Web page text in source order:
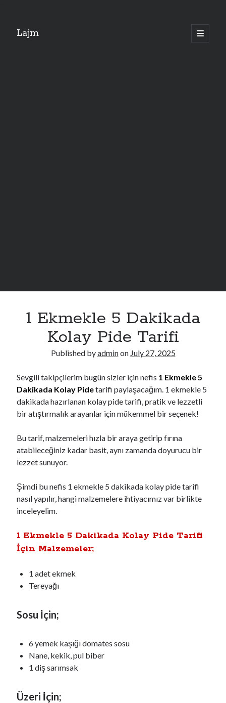
Lajm
open
primary
Sidebar
İletişim
Çerez Politikası
1 Ekmekle 5 Dakikada
Kolay Pide Tarifi
Published byadminon July 27, 2025
Sevgili takipçilerim bugün sizler için nefis 1 Ekmekle 5
Dakikada Kolay Pidetarifi paylaşacağım. 1 ekmekle 5
dakikada hazırlanan kolay pide tarifi, pratik ve lezzetli
bir atıştırmalık arayanlar için mükemmel bir seçenek!
Bu tarif, malzemeleri hızla bir araya getirip fırına
atabileceğiniz kadar basit, aynı zamanda doyurucu bir
lezzet sunuyor.
Şimdi bu nefis 1 ekmekle 5 dakikada kolay pide tarifi
nasıl yapılır, hangi malzemelere ihtiyacımız var birlikte
inceleyelim.
1 Ekmekle 5 Dakikada Kolay Pide Tarifi
İçin Malzemeler;
1 adet ekmek
Tereyağı
Sosu İçin;
6 yemek kaşığı domates sosu
Nane, kekik, pul biber
1 diş sarımsak
Üzeri İçin;